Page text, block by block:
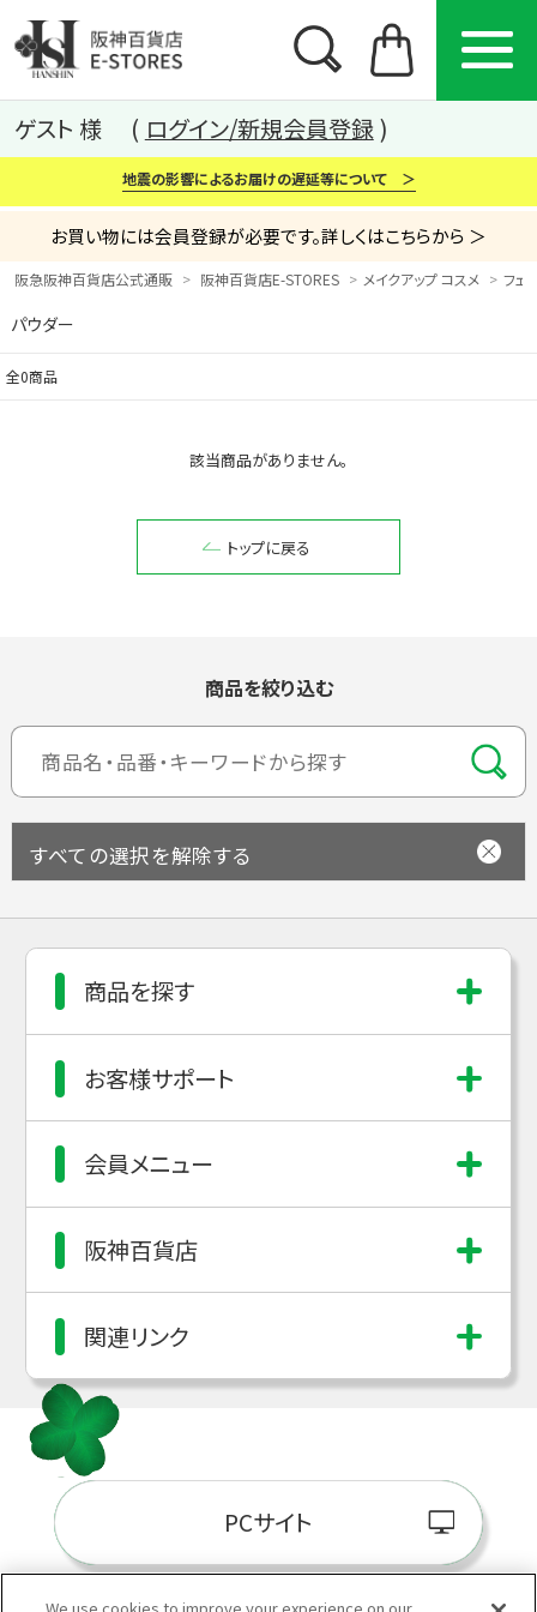
カテゴリー
閉じる
ゲスト 様 ログイン/新規会員登録
地震の影響によるお届けの遅延等について ＞
お買い物には会員登録が必要です。詳しくはこちらから ＞
阪急阪神百貨店公式通販 阪神百貨店E-STORES メイクアップ コスメ フェ
パウダー
全0商品
該当商品がありません。
トップに戻る
商品を絞り込む
すべての選択を解除する
商品を探す
お客様サポート
会員メニュー
阪神百貨店
関連リンク
PCサイト